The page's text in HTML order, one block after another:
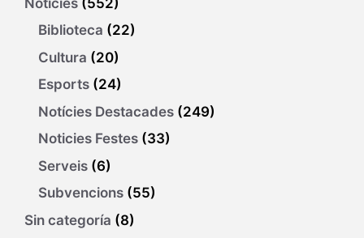
Biblioteca (22)
Cultura (20)
Esports (24)
Notícies Destacades (249)
Noticies Festes (33)
Serveis (6)
Subvencions (55)
Sin categoría (8)